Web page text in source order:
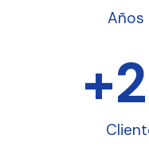
Años
+